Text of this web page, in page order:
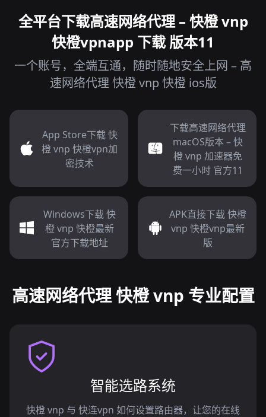
全平台下载高速网络代理 – 快橙 vnp
快橙vpnapp 下载 版本11
一个账号，全端互通，随时随地安全上网 – 高
速网络代理 快橙 vnp 快橙 ios版
App Store下载 快
橙 vnp 快橙vpn加
密技术
下载高速网络代理
macOS版本 – 快
橙 vnp 加速器免
费一小时 官方11
Windows下载 快
橙 vnp 快橙最新
官方下载地址
APK直接下载 快橙
vnp 快橙vnp最新
版
高速网络代理 快橙 vnp 专业配置
智能选路系统
快橙 vnp 与 快连vpn 如何设置路由器，让您的在线